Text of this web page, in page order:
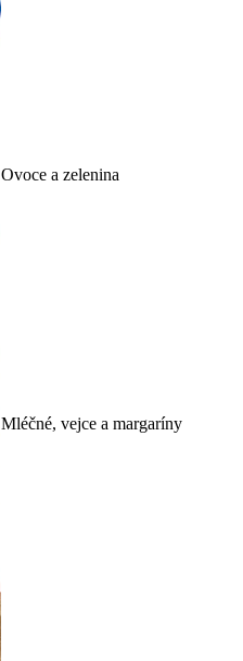
Ovoce a zelenina
Mléčné, vejce a margaríny